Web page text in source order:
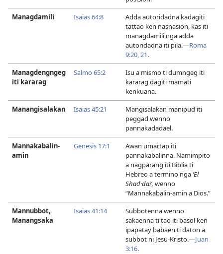
Managdamili
Isaias 64:8
Adda autoridadna kadagiti
tattao ken nasnasion, kas iti
managdamili nga adda
autoridadna iti pila.​—Roma
9:​20, 21.
Managdengngeg
iti kararag
Salmo 65:2
Isu a mismo ti dumngeg iti
kararag dagiti mamati
kenkuana.
Manangisalakan
Isaias 45:21
Mangisalakan manipud iti
peggad wenno
pannakadadael.
Mannakabalin-
amin
Genesis 17:1
Awan umartap iti
pannakabalinna. Namimpito
a nagparang iti Biblia ti
Hebreo a termino nga ʼEl
Shad·daiʹ, wenno
“Mannakabalin-amin a Dios.”
Mannubbot,
Manangsaka
Isaias 41:14
Subbotenna wenno
sakaenna ti tao iti basol ken
ipapatay babaen ti daton a
subbot ni Jesu-Kristo.​—Juan
3:​16.